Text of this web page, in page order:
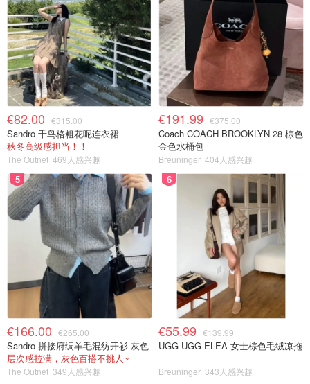
€82.00 €315.00
Sandro 千鸟格粗花呢连衣裙
秋冬高级感担当！！
The Outnet 469人感兴趣
€191.99 €375.00
Coach COACH BROOKLYN 28 棕色
金色水桶包
Breuninger 404人感兴趣
5
€166.00 €265.00
Sandro 拼接府绸羊毛混纺开衫 灰色
层次感拉满，灰色百搭不挑人~
The Outnet 349人感兴趣
6
€55.99 €139.99
UGG UGG ELEA 女士棕色毛绒凉拖
Breuninger 343人感兴趣